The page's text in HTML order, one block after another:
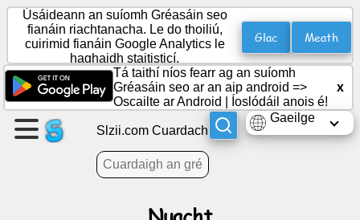
Cruthaigh
leathanach
Cruthaigh
grúpa
Úsáideann an suíomh Gréasáin seo
fianáin riachtanacha. Le do thoiliú,
cuirimid fianáin Google Analytics le
haghaidh staitisticí.
Glac Meath
Tá taithí níos fearr ag an suíomh
Gréasáin seo ar an aip android =>
Oscailte ar Android
Íoslódáil anois é!
x
Gaeilge
Slzii.com Cuardach